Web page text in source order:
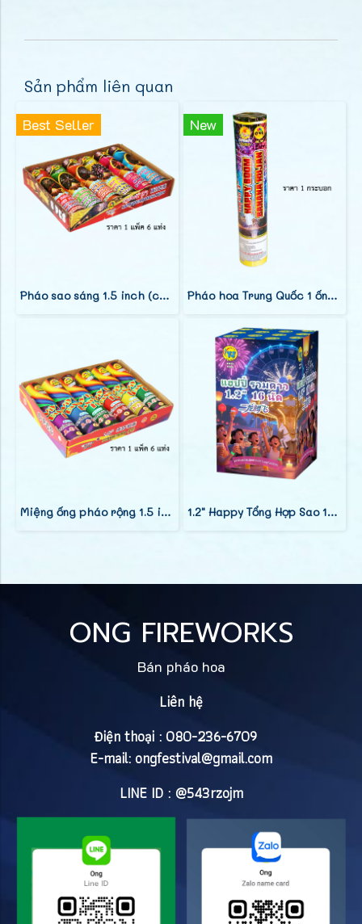
Sản phẩm liên quan
Best Seller
Pháo sao sáng 1.5 inch (cao 8 inch)
New
Pháo hoa Trung Quốc 1 ống 3 inch 1 quả
Miệng ống pháo rộng 1.5 inch sao lấp lánh ánh sáng (hộp pháo cao 8 inch) 1.2" Happy Tổng Hợp Sao 16 Phát (9")
ONG FIREWORKS
Bán pháo hoa
Liên hệ
Điện thoại : 080-236-6709
E-mail: ongfestival@gmail.com
LINE ID : @543rzojm